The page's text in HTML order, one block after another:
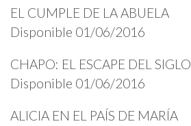
EL CUMPLE DE LA ABUELA
Disponible 01/06/2016
CHAPO: EL ESCAPE DEL SIGLO
Disponible 01/06/2016
ALICIA EN EL PAÍS DE MARÍA